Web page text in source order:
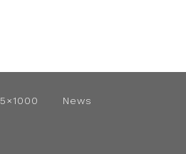
5×1000 News